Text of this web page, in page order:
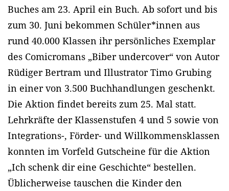
Buches am 23. April ein Buch. Ab sofort und bis
zum 30. Juni bekommen Schüler*innen aus
rund 40.000 Klassen ihr persönliches Exemplar
des Comicromans „Biber undercover“ von Autor
Rüdiger Bertram und Illustrator Timo Grubing
in einer von 3.500 Buchhandlungen geschenkt.
Die Aktion findet bereits zum 25. Mal statt.
Lehrkräfte der Klassenstufen 4 und 5 sowie von
Integrations-, Förder- und Willkommensklassen
konnten im Vorfeld Gutscheine für die Aktion
„Ich schenk dir eine Geschichte“ bestellen.
Üblicherweise tauschen die Kinder den